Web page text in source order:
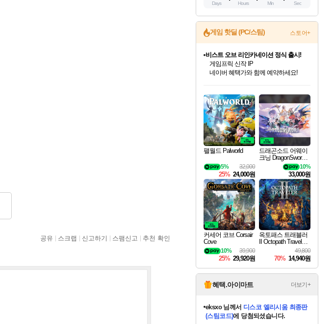
공유 스크랩 신고하기 스팸신고 추천 확인
Days Hours Min Sec
게임 핫딜 (PC/스팀) 스토어+
최대 90% 할인가를 만나보세요!
네이버혜택과 함께 만나보세요!
50%할인&추가 적립까지!
이니&베니 혜택까지!
비스트 오브 리인카네이션 정식 출시!
게임프릭 신작 IP
네이버 혜택가와 함께 예약하세요!
할인&네이버혜택으로 만나보세요!
네이버페이 혜택과 만나보세요!
40주년 프로모션으로 만나보세요!
네이버 포인트 혜택까지!
할인가에 만나보세요!
일부 에디션 상시 할인!
혜택으로 예약 판매 중
편안하게 충전하세요
팰월드 Palworld
32,000
5%
25% 24,000원
드래곤소드 어웨이
크닝 DragonSword A
10%
33,000원
커세어 코브 Corsair
Cove
39,900
10%
25% 29,920원
옥토패스 트래블러
II Octopath Traveler I
49,800
70% 14,940원
혜택.아이마트 더보기+
칠부님께서네이버페이 1만원
교환권에 당첨되셨습니다.